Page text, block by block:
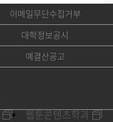
이메일무단수집거부
대학정보공시
예결산공고
웹툰콘텐츠학과